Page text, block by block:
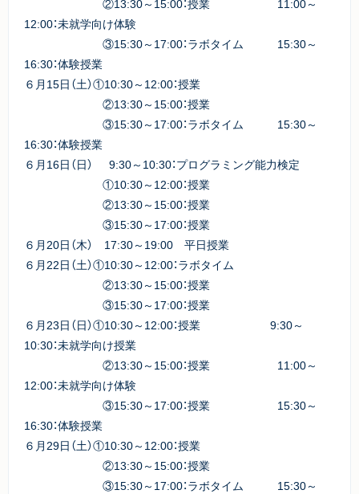
②13:30～15:00：授業 11:00～
12:00：未就学向け体験
③15:30～17:00：ラボタイム 15:30～
16:30：体験授業
６月15日（土）①10:30～12:00：授業
②13:30～15:00：授業
③15:30～17:00：ラボタイム 15:30～
16:30：体験授業
６月16日（日） 9:30～10:30：プログラミング能力検定
①10:30～12:00：授業
②13:30～15:00：授業
③15:30～17:00：授業
６月20日（木） 17:30～19:00 平日授業
６月22日（土）①10:30～12:00：ラボタイム
②13:30～15:00：授業
③15:30～17:00：授業
６月23日（日）①10:30～12:00：授業 9:30～
10:30：未就学向け授業
②13:30～15:00：授業 11:00～
12:00：未就学向け体験
③15:30～17:00：授業 15:30～
16:30：体験授業
６月29日（土）①10:30～12:00：授業
②13:30～15:00：授業
③15:30～17:00：ラボタイム 15:30～